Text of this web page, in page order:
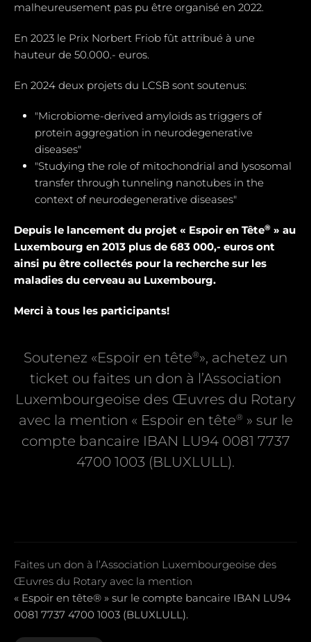
malheureusement pas pu être organisé en 2022.
En 2023 le Prix Norbert Friob fût attribué à une
hauteur de 50.000.- euros.
En 2024 deux projets du LCSB sont soutenus:
"Microbiome-derived amyloids as triggers of
protein aggregation in neurodegenerative
diseases"
"Studying the role of mitochondrial and Iysosomal
transfer through tunneling nanotubes in the
context of neurodegenerative diseases"
Depuis le lancement du projet « Espoir en Tête® » au
Luxembourg en 2013 plus de 683 000,- euros ont
ainsi pu être collectés pour la recherche sur les
maladies du cerveau au Luxembourg.
Merci à tous les participants!
Soutenez «Espoir en tête®», achetez un
ticket ou faites un don à l’Association
Luxembourgeoise des Œuvres du Rotary
avec la mention « Espoir en tête® » sur le
compte bancaire IBAN LU94 0081 7737
4700 1003 (BLUXLULL).
Faites un don à l’Association Luxembourgeoise des
Œuvres du Rotary avec la mention
« Espoir en tête® » sur le compte bancaire IBAN LU94
0081 7737 4700 1003 (BLUXLULL).